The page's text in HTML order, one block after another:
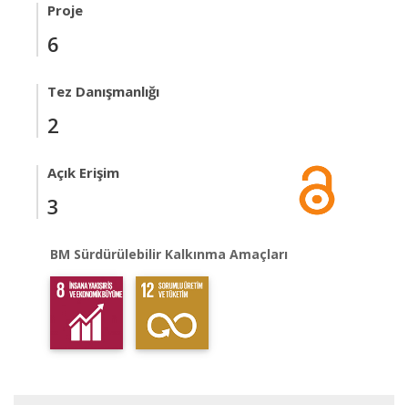
Proje
6
Tez Danışmanlığı
2
Açık Erişim
3
BM Sürdürülebilir Kalkınma Amaçları